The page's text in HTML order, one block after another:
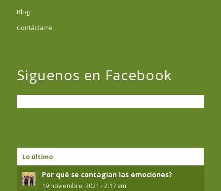
Blog
Contáctame
Siguenos en Facebook
Lo último
Por qué se contagian las emociones?
19 noviembre, 2021 - 2:17 am